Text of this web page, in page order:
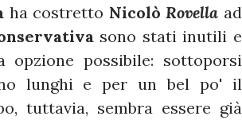
ha costretto Nicolò Rovella ad
sono stati inutili e
opzione possibile: sottoporsi
lunghi e per un bel po' il
tuttavia, sembra essere già